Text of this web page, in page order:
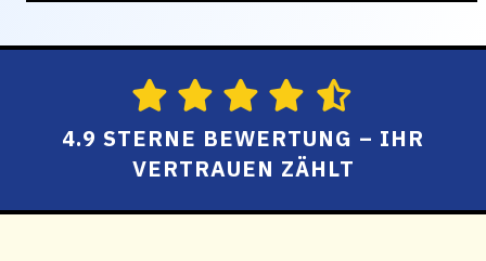
4.9 STERNE BEWERTUNG – IHR
VERTRAUEN ZÄHLT